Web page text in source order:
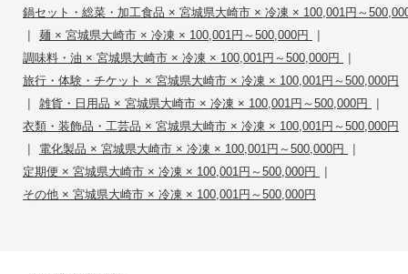
鍋セット・総菜・加工食品 × 宮城県大崎市 × 冷凍 × 100,001円～
| 麺 × 宮城県大崎市 × 冷凍 × 100,001円～500,000円 |
調味料・油 × 宮城県大崎市 × 冷凍 × 100,001円～500,000円 |
旅行・体験・チケット × 宮城県大崎市 × 冷凍 × 100,001円～500,000円
| 雑貨・日用品 × 宮城県大崎市 × 冷凍 × 100,001円～500,000円 |
衣類・装飾品・工芸品 × 宮城県大崎市 × 冷凍 × 100,001円～500,000円
| 電化製品 × 宮城県大崎市 × 冷凍 × 100,001円～500,000円 |
定期便 × 宮城県大崎市 × 冷凍 × 100,001円～500,000円 |
その他 × 宮城県大崎市 × 冷凍 × 100,001円～500,000円